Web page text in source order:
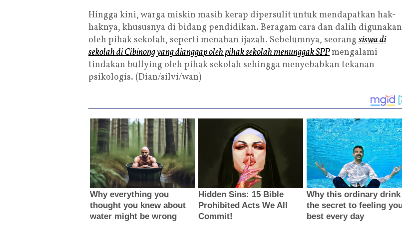
Hingga kini, warga miskin masih kerap dipersulit untuk mendapatkan hak-
haknya, khususnya di bidang pendidikan. Beragam cara dan dalih digunakan
oleh pihak sekolah, seperti menahan ijazah. Sebelumnya, seorang siswa di
sekolah di Cibinong yang dianggap oleh pihak sekolah menunggak SPPmengalami
tindakan bullying oleh pihak sekolah sehingga menyebabkan tekanan
psikologis. (Dian/silvi/wan)